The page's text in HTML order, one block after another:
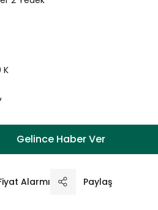
K
Gelince Haber Ver
Alarmı Paylaş